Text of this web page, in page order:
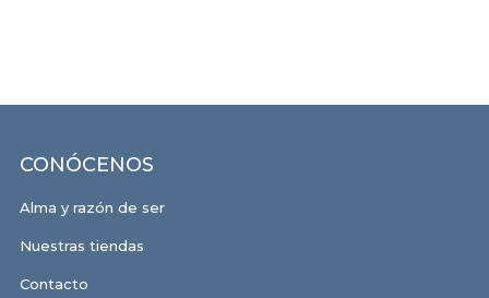
CONÓCENOS
Alma y razón de ser
Nuestras tiendas
Contacto